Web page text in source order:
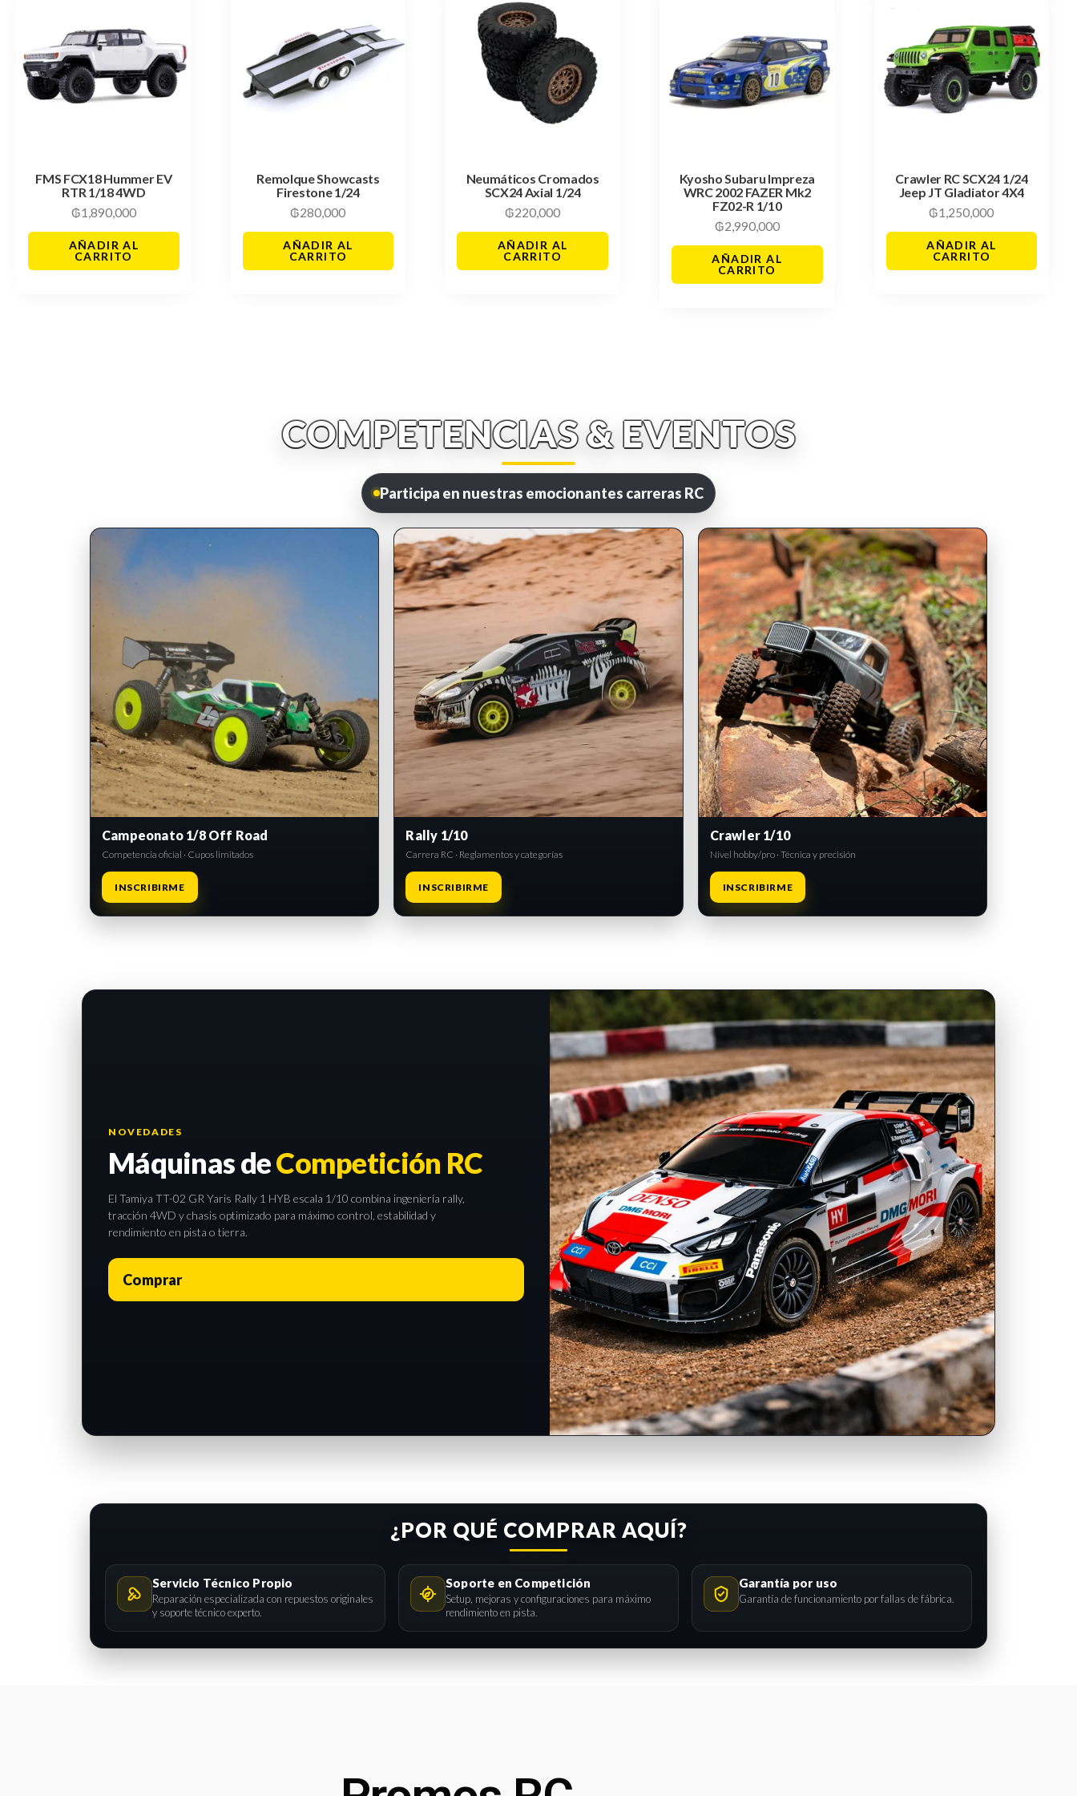
FMS FCX18 Hummer EV
RTR 1/18 4WD
₲1,890,000
AÑADIR AL
CARRITO
Remolque Showcasts
Firestone 1/24
₲280,000
AÑADIR AL
CARRITO
Neumáticos Cromados
SCX24 Axial 1/24
₲220,000
AÑADIR AL
CARRITO
Kyosho Subaru Impreza
WRC 2002 FAZER Mk2
FZ02-R 1/10
₲2,990,000
AÑADIR AL
CARRITO
Crawler RC SCX24 1/24
Jeep JT Gladiator 4X4
₲1,250,000
AÑADIR AL
CARRITO
COMPETENCIAS & EVENTOS
Participa en nuestras emocionantes carreras RC
INSCRIPCIONES ABIERTAS
Campeonato 1/8 Off Road
Competencia oficial · Cupos limitados
INSCRIBIRME
INSCRIPCIONES ABIERTAS
Rally 1/10
Carrera RC · Reglamentos y categorías
INSCRIBIRME
INSCRIPCIONES ABIERTAS
Crawler 1/10
Nivel hobby/pro · Técnica y precisión
INSCRIBIRME
NOVEDADES
Máquinas deCompetición RC
El Tamiya TT-02 GR Yaris Rally 1 HYB escala 1/10 combina ingeniería rally,
tracción 4WD y chasis optimizado para máximo control, estabilidad y
rendimiento en pista o tierra.
Comprar
¿POR QUÉ COMPRAR AQUÍ?
Servicio Técnico Propio
Reparación especializada con repuestos originales
y soporte técnico experto.
Soporte en Competición
Setup, mejoras y configuraciones para máximo
rendimiento en pista.
Garantía por uso
Garantía de funcionamiento por fallas de fábrica.